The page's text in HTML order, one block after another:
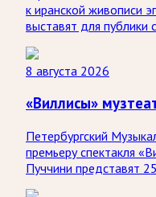
к иранской живописи
выставят для публики
8 августа 2026
«Виллисы»
Петербургский
премьеру спектакля
Пуччини представят